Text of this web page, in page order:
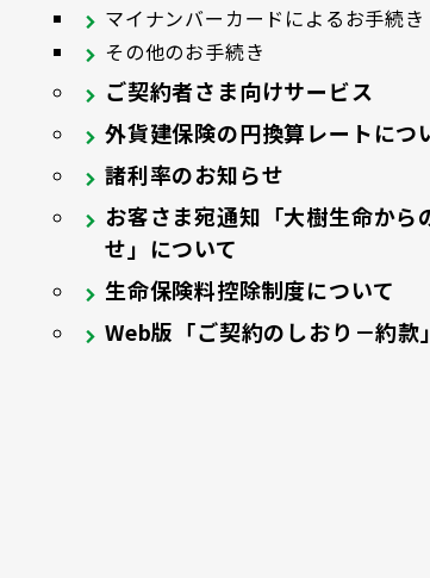
マイナンバーカードによるお手続き
その他のお手続き
ご契約者さま向けサービス
外貨建保険の円換算レートにつ
諸利率のお知らせ
お客さま宛通知「大樹生命から
せ」について
生命保険料控除制度について
Web版「ご契約のしおり－約款」